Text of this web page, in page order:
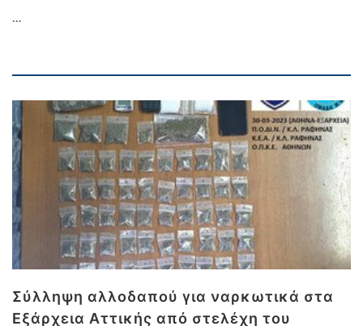
…
Σύλληψη αλλοδαπού για ναρκωτικά στα
Εξάρχεια Αττικής από στελέχη του